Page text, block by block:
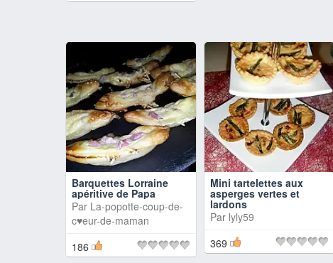
Barquettes Lorraine
apéritive de Papa
Par La-popotte-coup-de-
c♥eur-de-maman
186
Mini tartelettes aux
asperges vertes et
lardons
Par lyly59
369